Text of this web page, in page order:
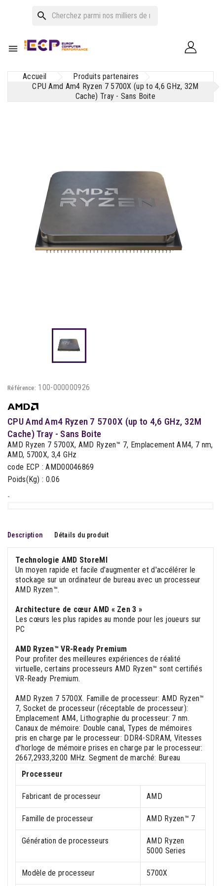
search

Accueil
Produits partenaires
CPU Amd Am4 Ryzen 7 5700X (up to 4,6 GHz, 32M
Cache) Tray - Sans Boite
Référence: 100-000000926
CPU Amd Am4 Ryzen 7 5700X (up to 4,6 GHz, 32M
Cache) Tray - Sans Boite
AMD Ryzen 7 5700X, AMD Ryzen™ 7, Emplacement AM4, 7 nm,
AMD, 5700X, 3,4 GHz
code ECP : AMD00046869
Poids(Kg) : 0.06
-
Description Détails du produit
Technologie AMD StoreMI
Un moyen rapide et facile d'augmenter et d'accélérer le
stockage sur un ordinateur de bureau avec un processeur
AMD Ryzen™.
Architecture de cœur AMD « Zen 3 »
Les cœurs les plus rapides au monde pour les joueurs sur
PC
AMD Ryzen™ VR-Ready Premium
Pour profiter des meilleures expériences de réalité
virtuelle, certains processeurs AMD Ryzen™ sont certifiés
VR-Ready Premium.
AMD Ryzen 7 5700X. Famille de processeur: AMD Ryzen™
7, Socket de processeur (réceptable de processeur):
Emplacement AM4, Lithographie du processeur: 7 nm.
Canaux de mémoire: Double canal, Types de mémoires
pris en charge par le processeur: DDR4-SDRAM, Vitesses
d'horloge de mémoire prises en charge par le processeur:
2667,2933,3200 MHz. Segment de marché: Bureau
Processeur
Fabricant de processeur AMD
Famille de processeur AMD Ryzen™ 7
Génération de processeurs
AMD Ryzen
5000 Series
Modèle de processeur 5700X